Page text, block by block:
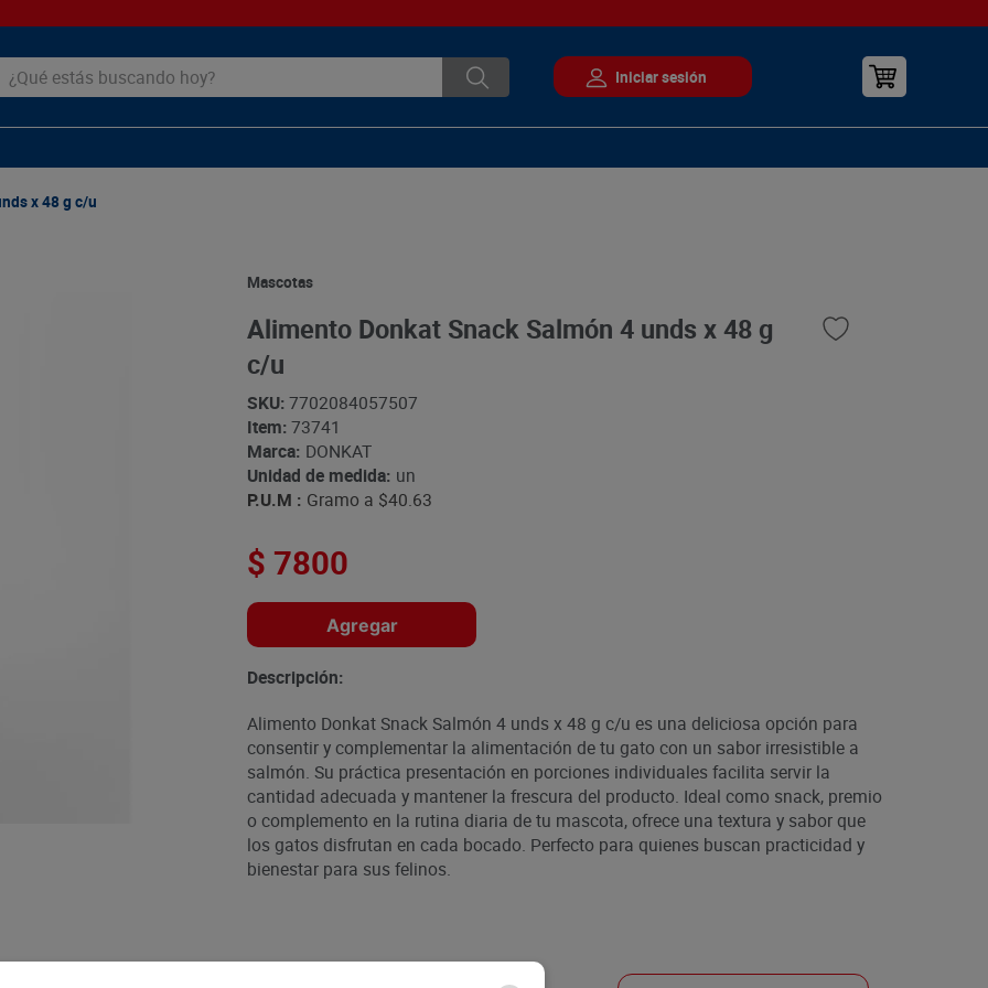
estás buscando hoy?
x 48 g c/u
Mascotas
Alimento Donkat Snack Salmón 4 unds x 48 g
c/u
SKU: 7702084057507
Item: 73741
Marca: DONKAT
Unidad de medida: un
P.U.M : Gramo a $40.63
$ 7800
Agregar
Descripción:
Alimento Donkat Snack Salmón 4 unds x 48 g c/u es una deliciosa opción para
consentir y complementar la alimentación de tu gato con un sabor irresistible a
salmón. Su práctica presentación en porciones individuales facilita servir la
cantidad adecuada y mantener la frescura del producto. Ideal como snack, premio
o complemento en la rutina diaria de tu mascota, ofrece una textura y sabor que
los gatos disfrutan en cada bocado. Perfecto para quienes buscan practicidad y
bienestar para sus felinos.